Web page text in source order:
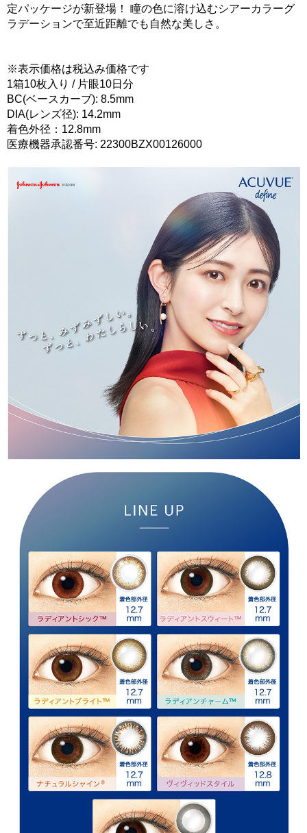
定パッケージが新登場！ 瞳の色に溶け込むシアーカラーグ
ラデーションで至近距離でも自然な美しさ。
※表示価格は税込み価格です
1箱10枚入り / 片眼10日分
BC(ベースカーブ): 8.5mm
DIA(レンズ径): 14.2mm
着色外径：12.8mm
医療機器承認番号: 22300BZX00126000